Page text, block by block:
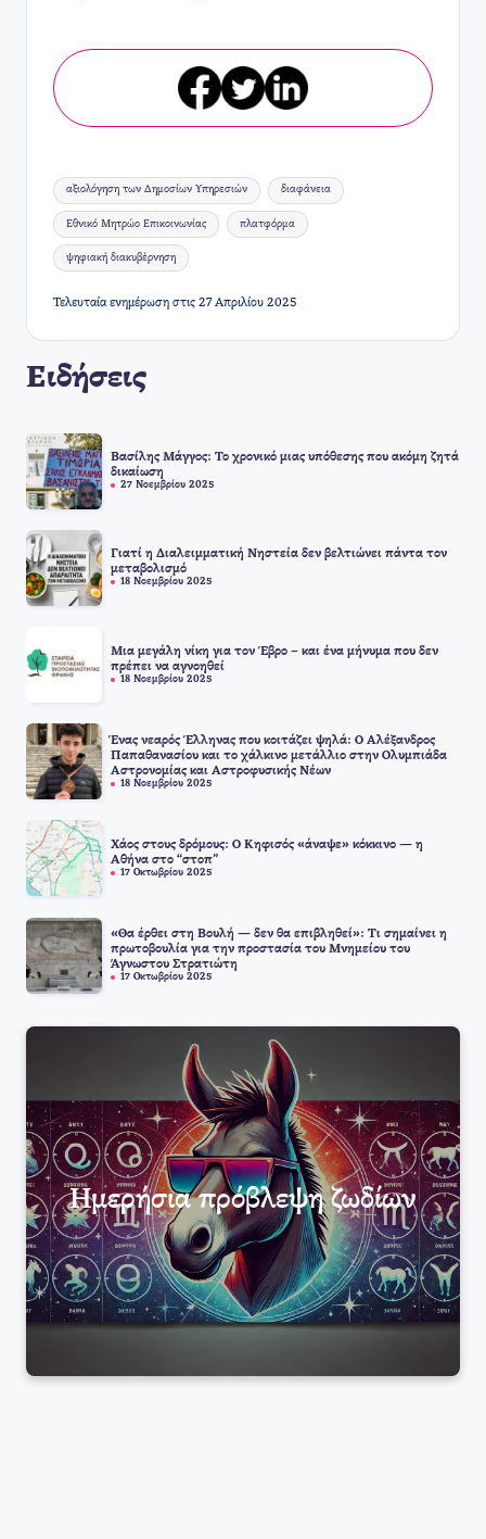
Ετικέτες:
αξιολόγηση των Δημοσίων Υπηρεσιών διαφάνεια
Εθνικό Μητρώο Επικοινωνίας πλατφόρμα
ψηφιακή διακυβέρνηση
Τελευταία ενημέρωση στις 27 Απριλίου 2025
Ειδήσεις
Βασίλης Μάγγος: Το χρονικό μιας υπόθεσης που ακόμη ζητά
δικαίωση
27 Νοεμβρίου 2025
Γιατί η Διαλειμματική Νηστεία δεν βελτιώνει πάντα τον
μεταβολισμό
18 Νοεμβρίου 2025
Μια μεγάλη νίκη για τον Έβρο – και ένα μήνυμα που δεν
πρέπει να αγνοηθεί
18 Νοεμβρίου 2025
Ένας νεαρός Έλληνας που κοιτάζει ψηλά: Ο Αλέξανδρος
Παπαθανασίου και το χάλκινο μετάλλιο στην Ολυμπιάδα
Αστρονομίας και Αστροφυσικής Νέων
18 Νοεμβρίου 2025
Χάος στους δρόμους: Ο Κηφισός «άναψε» κόκκινο — η
Αθήνα στο “στοπ”
17 Οκτωβρίου 2025
«Θα έρθει στη Βουλή — δεν θα επιβληθεί»: Τι σημαίνει η
πρωτοβουλία για την προστασία του Μνημείου του
Άγνωστου Στρατιώτη
17 Οκτωβρίου 2025
Ημερήσια πρόβλεψη ζωδίων